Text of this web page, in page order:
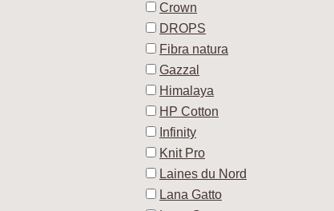
Crown
DROPS
Fibra natura
Gazzal
Himalaya
HP Cotton
Infinity
Knit Pro
Laines du Nord
Lana Gatto